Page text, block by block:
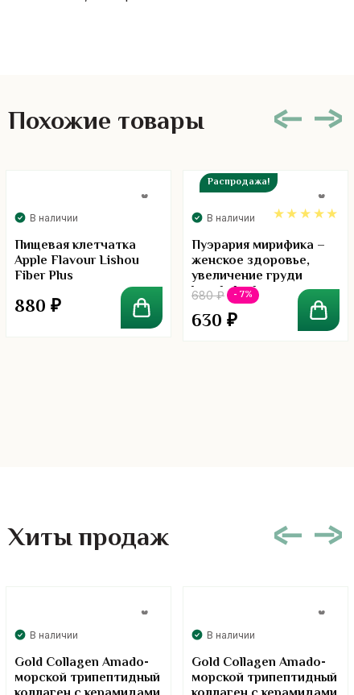
Похожие товары
В наличии
Пищевая клетчатка
Apple Flavour Lishou
Fiber Plus
880 ₽
Распродажа!
В наличии
5.00
Пуэрария мирифика –
женское здоровье,
увеличение груди
kongkaherb
680₽ - 7%
630 ₽
Хиты продаж
В наличии
Gold Collagen Amado-
морской трипептидный
В наличии
Gold Collagen Amado-
морской трипептидный